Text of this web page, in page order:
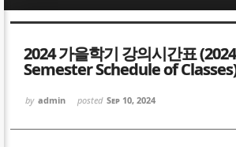
2024 가을학기 강의시간표
Semester Schedule of
by admin posted Sep 10, 2024
Sketchbook5, 스케
Sketchbook5, 스케